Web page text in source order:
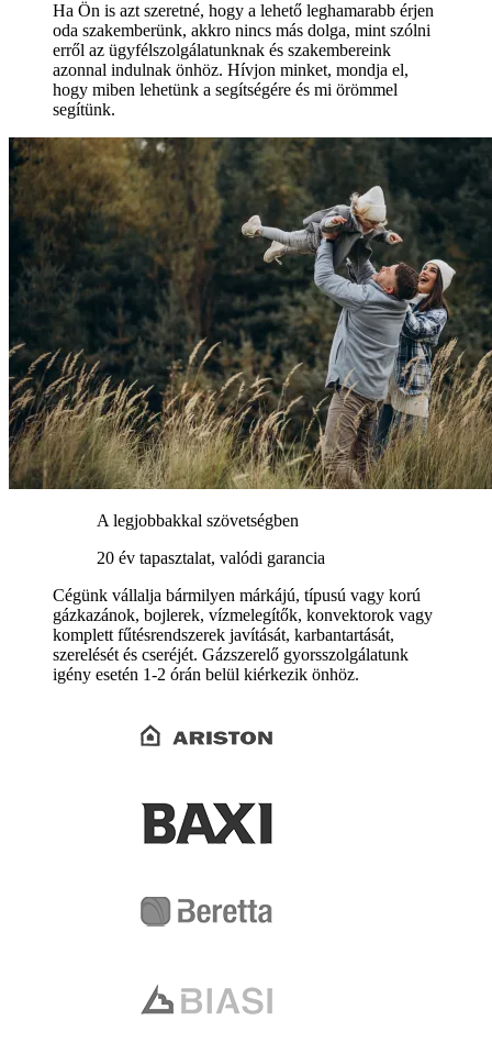
Ha Ön is azt szeretné, hogy a lehető leghamarabb érjen
oda szakemberünk, akkro nincs más dolga, mint szólni
erről az ügyfélszolgálatunknak és szakembereink
azonnal indulnak önhöz. Hívjon minket, mondja el,
hogy miben lehetünk a segítségére és mi örömmel
segítünk.
A legjobbakkal szövetségben
20 év tapasztalat, valódi garancia
Cégünk vállalja bármilyen márkájú, típusú vagy korú
gázkazánok, bojlerek, vízmelegítők, konvektorok vagy
komplett fűtésrendszerek javítását, karbantartását,
szerelését és cseréjét. Gázszerelő gyorsszolgálatunk
igény esetén 1-2 órán belül kiérkezik önhöz.